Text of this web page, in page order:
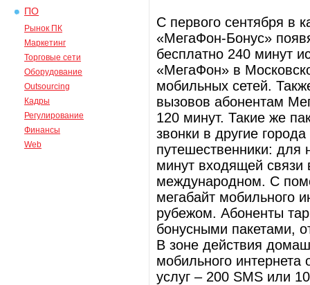
ПО
Рынок ПК
Маркетинг
Торговые сети
Оборудование
Outsourcing
Кадры
Регулирование
Финансы
Web
С первого сентября в
«МегаФон-Бонус»
бесплатно 240 минут
«МегаФон» в
мобильных сетей.
вызовов абонентам
120 минут. Такие же
звонки в другие
путешественники: для
минут входящей связи
международном. С
мегабайт мобильного
рубежом. Абоненты
бонусными пакетами,
В зоне действия
мобильного интернета
услуг – 200 SMS или